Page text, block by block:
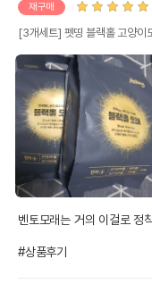
재구매
[3개세트] 펫띵 블랙홀 고양이
벤토모래는 거의 이걸로 정
#상품후기